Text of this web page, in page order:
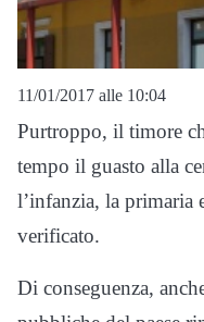
11/01/2017 alle 10:04
Purtroppo, il timore
tempo il guasto alla
l’infanzia, la primaria
verificato.
Di conseguenza,